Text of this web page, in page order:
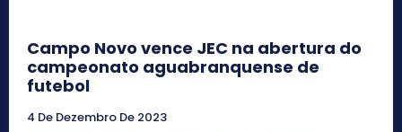
Campo Novo vence JEC na abertura do
campeonato aguabranquense de
futebol
4 De Dezembro De 2023